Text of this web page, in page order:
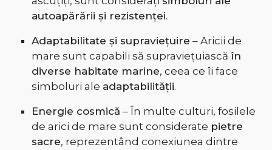
autoapărării și rezistenței.
Adaptabilitate și supraviețuire – Aricii de
mare sunt capabili să supraviețuiască în
diverse habitate marine, ceea ce îi face
simboluri ale adaptabilității.
Energie cosmică – În multe culturi, fosilele
de arici de mare sunt considerate pietre
sacre, reprezentând conexiunea dintre